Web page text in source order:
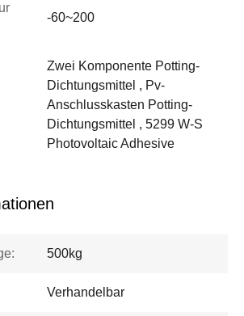
-60~200
Zwei Komponente Potting-
Dichtungsmittel , Pv-
Anschlusskasten Potting-
Dichtungsmittel , 5299 W-S
Photovoltaic Adhesive
500kg
Verhandelbar